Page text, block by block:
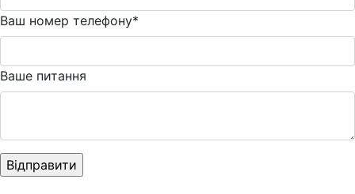
Ваш номер телефону*
Ваше питання